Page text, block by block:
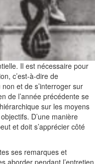
Il est nécessaire pour
c’est-à-dire de
et de s’interroger sur
de l’année précédente se
sur les moyens
D’une manière
et doit s’apprécier côté
ses remarques et
aborder pendant l’entretien